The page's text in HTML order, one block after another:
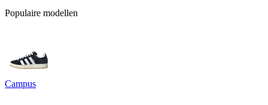
Populaire modellen
Campus